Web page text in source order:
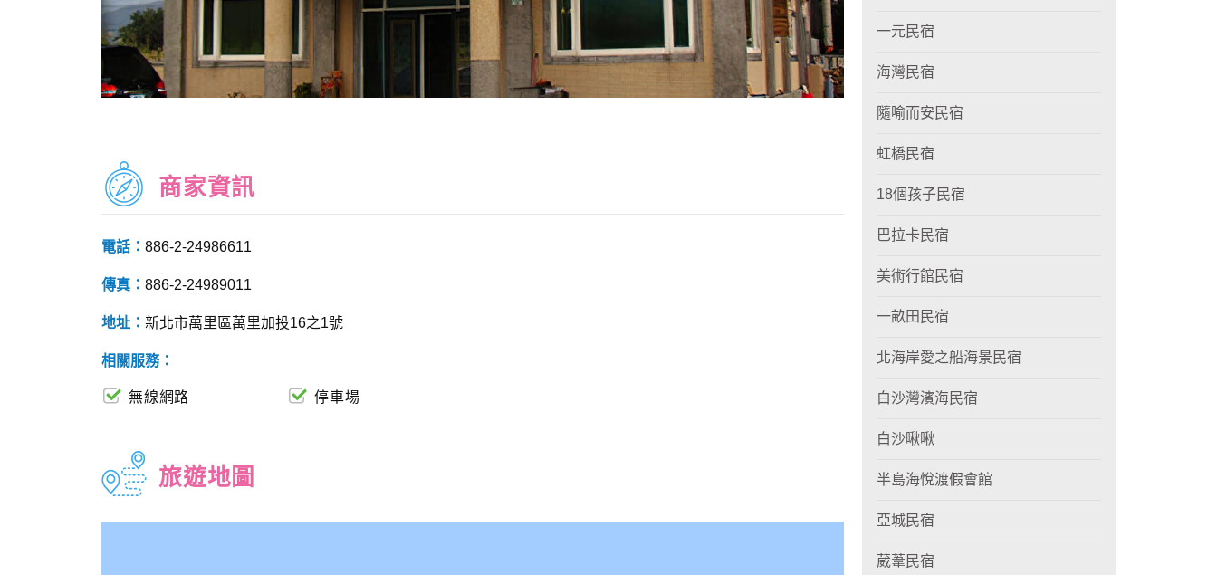
商家資訊
電話： 886-2-24986611
傳真： 886-2-24989011
地址： 新北市萬里區萬里加投16之1號
相關服務：
無線網路 停車場
旅遊地圖
一元民宿
海灣民宿
隨喻而安民宿
虹橋民宿
18個孩子民宿
巴拉卡民宿
美術行館民宿
一畝田民宿
北海岸愛之船海景民宿
白沙灣濱海民宿
白沙啾啾
半島海悅渡假會館
亞城民宿
葳葦民宿